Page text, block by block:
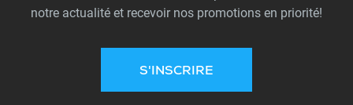
notre actualité et recevoir nos promotions en priorité!
S'INSCRIRE